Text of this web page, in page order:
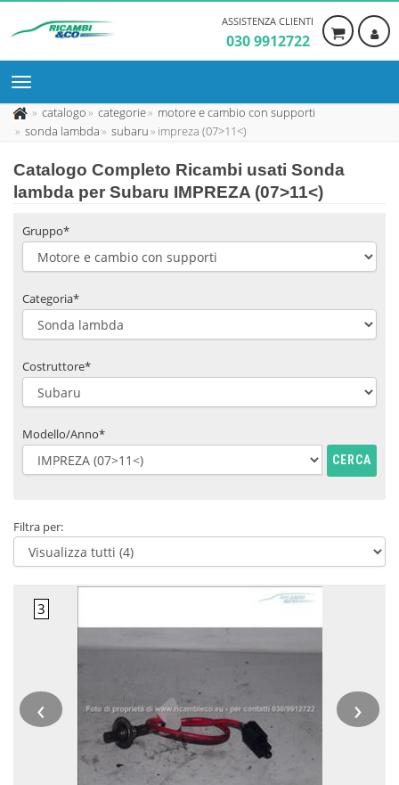
ASSISTENZA CLIENTI
030 9912722
catalogo categorie
motore e cambio con supporti
sonda lambda
subaru impreza (07>11<)
Catalogo Completo Ricambi usati Sonda
lambda per Subaru IMPREZA (07>11<)
Gruppo*
Categoria*
Costruttore*
Modello/Anno*
CERCA
Filtra per:
‹ ›